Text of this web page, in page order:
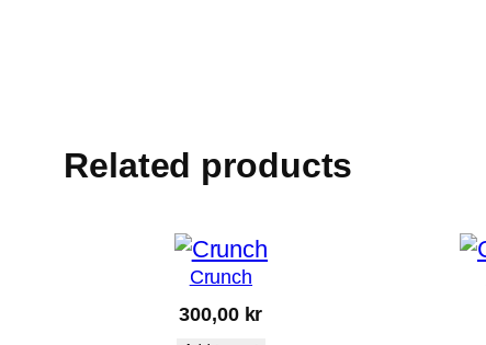
Related products
Crunch
300,00 kr